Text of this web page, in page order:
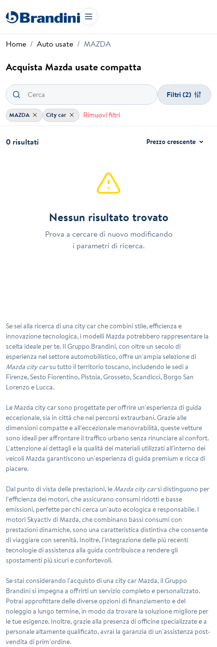
Home Auto usate MAZDA
Acquista Mazda usate compatta
Filtri (2)
MAZDA City car Rimuovi filtri
0 risultati Prezzo crescente
Nessun risultato trovato
Prova a cercare di nuovo modificando
i parametri di ricerca.
Se sei alla ricerca di una city car che combini stile, efficienza e
innovazione tecnologica, i modelli Mazda potrebbero rappresentare la
scelta ideale per te. IlGruppo Brandini, con oltre un secolo di
esperienza nel settore automobilistico, offre un'ampia selezione di
Mazda city carsu tutto il territorio toscano, includendo le sedi a
Firenze, Sesto Fiorentino, Pistoia, Grosseto, Scandicci, Borgo San
Lorenzo e Lucca.
LeMazda city carsono progettate per offrire un'esperienza di guida
eccezionale, sia in città che nei percorsi extraurbani. Grazie alle
dimensioni compatte e all'eccezionale manovrabilità, queste vetture
sono ideali per affrontare il traffico urbano senza rinunciare al confort.
L'attenzione ai dettagli e la qualità dei materiali utilizzati all'interno dei
veicoli Mazda garantiscono un'esperienza di guida premium e ricca di
piacere.
Dal punto di vista delle prestazioni, le Mazda city carsi distinguono per
l'efficienza dei motori, che assicurano consumi ridotti e basse
emissioni, perfette per chi cerca un'auto ecologica e responsabile. I
motori Skyactiv di Mazda, che combinano bassi consumi con
prestazioni dinamiche, sono una caratteristica distintiva che consente
di viaggiare con serenità. Inoltre, l'integrazione delle più recenti
tecnologie di assistenza alla guida contribuisce a rendere gli
spostamenti più sicuri e confortevoli.
Se stai considerando l'acquisto di una city car Mazda, ilGruppo
Brandinisi impegna a offrirti un servizio completo e personalizzato.
Potrai approfittare delle diverse opzioni di finanziamento e del
noleggio a lungo termine, in modo da trovare la soluzione migliore per
le tue esigenze. Inoltre, grazie alla presenza di officine specializzate e a
personale altamente qualificato, avrai la garanzia di un'assistenza post-
vendita di prim'ordine.